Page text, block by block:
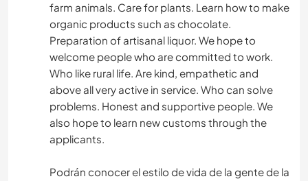
MODE ET BEAUTÉ
ANIMAUX DE COMPAGNIE
ÉVÉNEMENTS/VIE SOCIALE
CULTURE
farm animals. Care for plants. Learn how to make
organic products such as chocolate.
Preparation of artisanal liquor. We hope to
welcome people who are committed to work.
Who like rural life. Are kind, empathetic and
above all very active in service. Who can solve
problems. Honest and supportive people. We
also hope to learn new customs through the
applicants.
Podrán conocer el estilo de vida de la gente de la